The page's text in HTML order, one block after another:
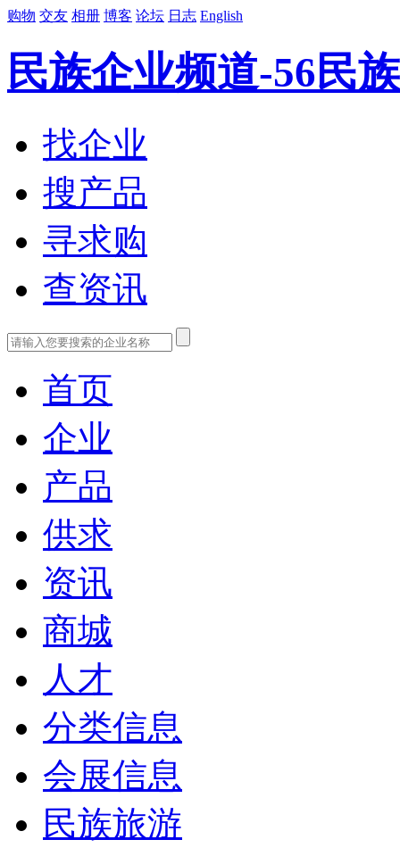
购物 交友 相册 博客 论坛 日志 English
民族企业频道-56民族
找企业
搜产品
寻求购
查资讯
首页
企业
产品
供求
资讯
商城
人才
分类信息
会展信息
民族旅游